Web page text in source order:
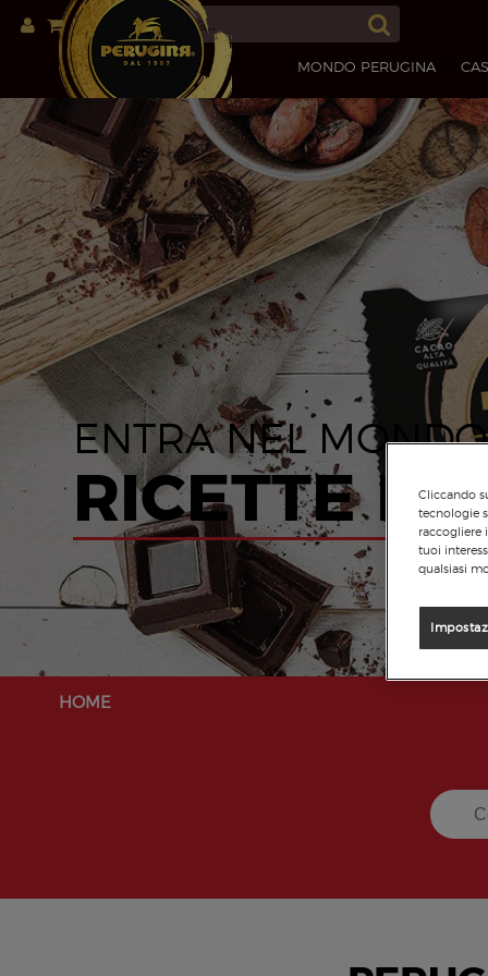
MONDO PERUGINA
ENTRA NEL
RICETTE
HOME
Cliccando
tecnologie
raccogliere
tuoi
qualsiasi